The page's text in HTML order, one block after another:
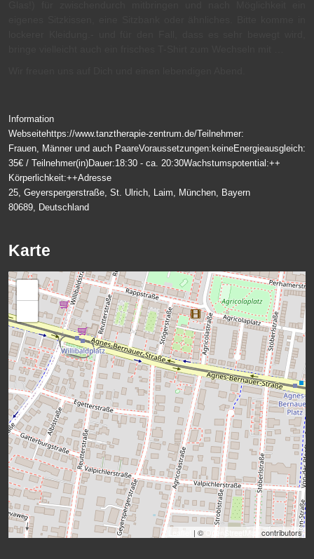
Information
Webseitehttps://www.tanztherapie-zentrum.de/Teilnehmer:
Frauen, Männer und auch PaareVoraussetzungen: keineEnergieausgleich:
35€ / Teilnehmer(in)Dauer:18:30 - ca. 20:30Wachstumspotential:++
Körperlichkeit:++Adresse
25, Geyerspergerstraße, St. Ulrich, Laim, München, Bayern
80689, Deutschland
Karte
| © OpenStreetMap contributors